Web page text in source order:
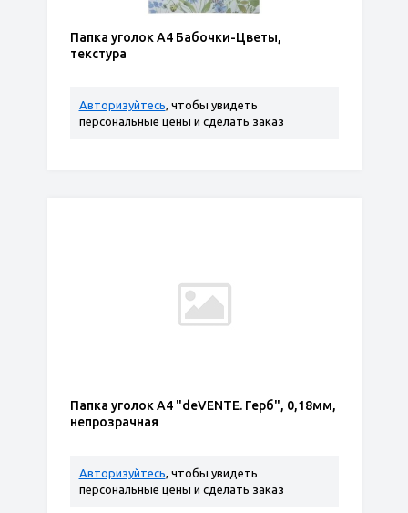
Папка уголок А4 Бабочки-Цветы,
текстура
Авторизуйтесь, чтобы увидеть
персональные цены и сделать заказ
Папка уголок А4 "deVENTE. Герб", 0,18мм,
непрозрачная
Авторизуйтесь, чтобы увидеть
персональные цены и сделать заказ